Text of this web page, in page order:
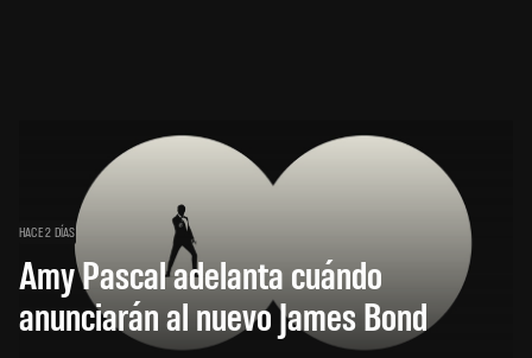
HACE 2 DÍAS
Amy Pascal adelanta cuándo
anunciarán al nuevo James Bond